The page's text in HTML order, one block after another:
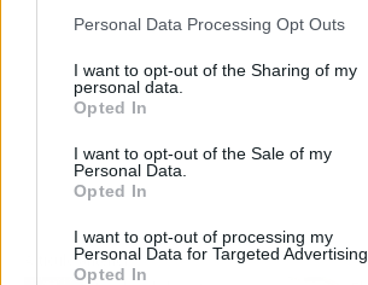
Personal Data Processing Opt Outs
I want to opt-out of the Sharing of my
personal data.
Opted In
I want to opt-out of the Sale of my
Personal Data.
Opted In
I want to opt-out of processing my
Personal Data for Targeted Advertising.
Opted In
Artículo anterior